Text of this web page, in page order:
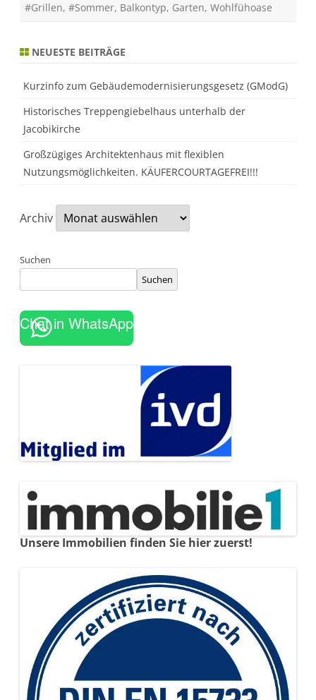
#Grillen, #Sommer, Balkontyp, Garten, Wohlfühoase
NEUESTE BEITRÄGE
Kurzinfo zum Gebäudemodernisierungsgesetz (GModG)
Historisches Treppengiebelhaus unterhalb der
Jacobikirche
Großzügiges Architektenhaus mit flexiblen
Nutzungsmöglichkeiten. KÄUFERCOURTAGEFREI!!!
Archiv
Suchen
Suchen
Chat in WhatsApp
Unsere Immobilien finden Sie hier zuerst!